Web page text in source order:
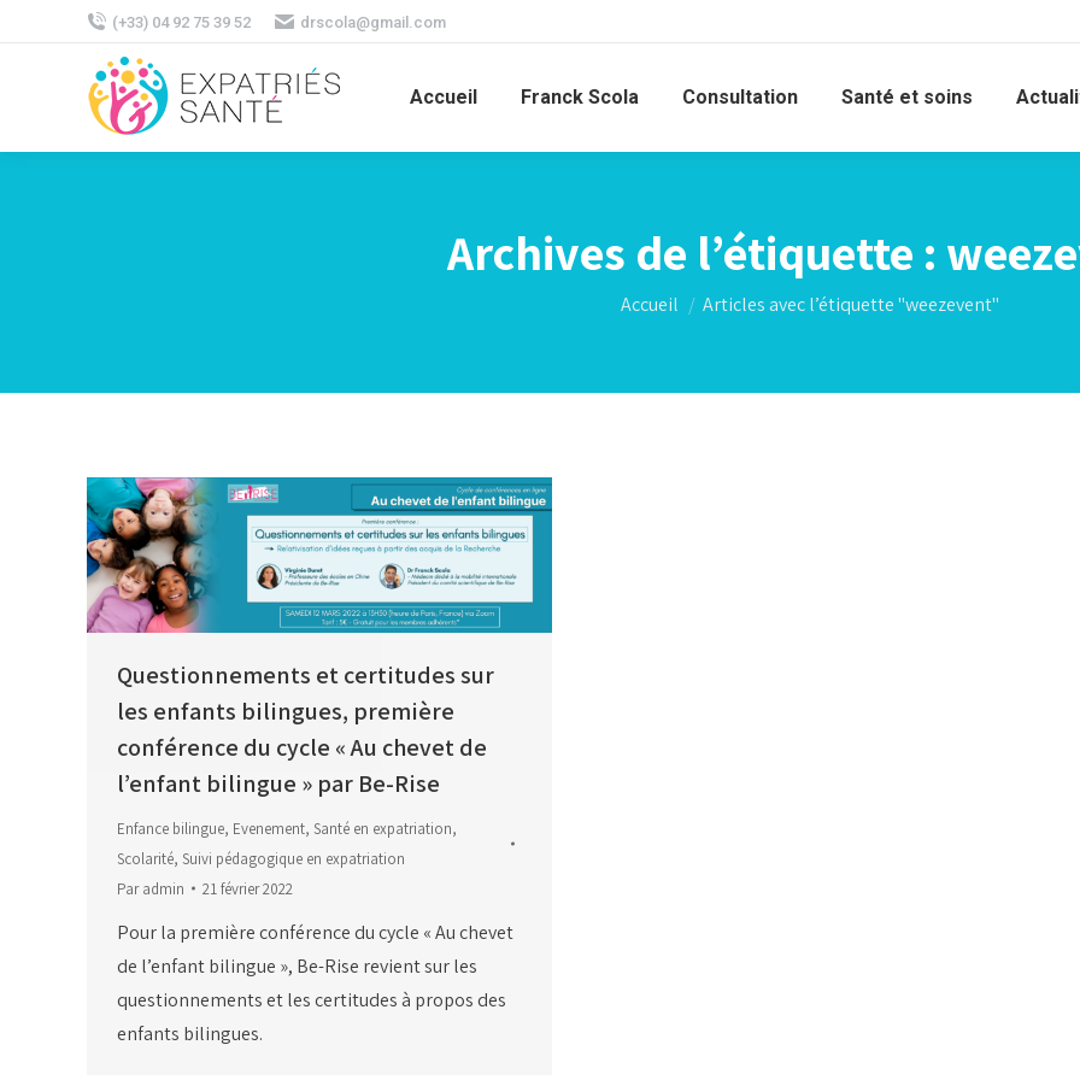
(+33) 04 92 75 39 52 drscola@gmail.com
Accueil Franck Scola Consultation Santé et soins
Archives de l’étiquette :
Vous êtes ici :
Accueil Articles avec l’étiquette "weezevent"
Questionnements et certitudes sur
les enfants bilingues, première
conférence du cycle « Au chevet de
l’enfant bilingue » par Be-Rise
Enfance bilingue, Evenement, Santé en expatriation,
Scolarité, Suivi pédagogique en expatriation
Paradmin 21 février 2022
Pour la première conférence du cycle « Au chevet
de l’enfant bilingue », Be-Rise revient sur les
questionnements et les certitudes à propos des
enfants bilingues.